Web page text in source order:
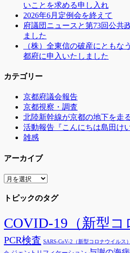
いことを求める申し入れ
2026年6月定例会を終えて
府議団ニュースと第73回公共
ました
（株）全東信の破産にともな
都府に申入いたしました
カテゴリー
京都府議会報告
京都視察・調査
北陸新幹線が京都の地下を走
活動報告『こんにちは島田け
雑感
アーカイブ
ア
カ
ブ
トピックのタグ
COVID-19（新型コ
PCR検査 SARS-CoV-2（新型コロナウイルス）